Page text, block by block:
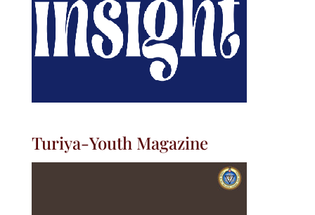
Turiya-Youth Magazine